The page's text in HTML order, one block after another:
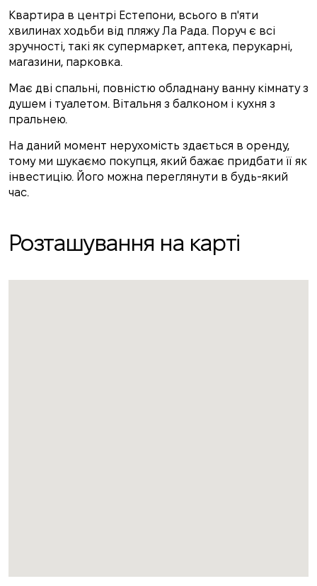
Квартира в центрі Естепони, всього в п'яти
хвилинах ходьби від пляжу Ла Рада. Поруч є всі
зручності, такі як супермаркет, аптека, перукарні,
магазини, парковка.
Має дві спальні, повністю обладнану ванну кімнату з
душем і туалетом. Вітальня з балконом і кухня з
пральнею.
На даний момент нерухомість здається в оренду,
тому ми шукаємо покупця, який бажає придбати її як
інвестицію. Його можна переглянути в будь-який
час.
Розташування на карті